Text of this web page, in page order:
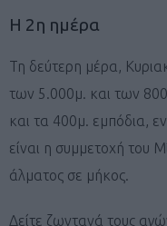
Η 2η ημέρα
Τη δεύτερη μέρα,
των 5.000μ. και των
και τα 400μ. εμπόδια,
είναι η συμμετοχή του
άλματος σε μήκος.
Δείτε ζωντανά τους